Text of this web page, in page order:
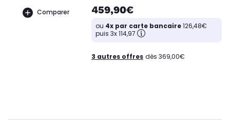
Comparer 459,90€
ou 4x par carte bancaire126,48€
puis 3x 114,97
3 autres offres dès 369,00€